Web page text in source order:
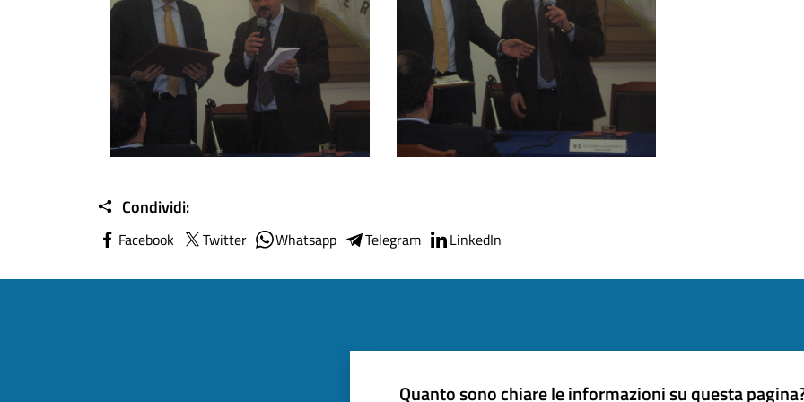
Condividi:
Facebook Twitter Whatsapp Telegram LinkedIn
Quanto sono chiare le informazioni su questa